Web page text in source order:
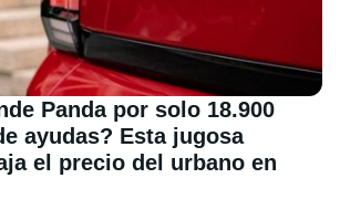
Panda por solo 18.900
ayudas? Esta jugosa
el precio del urbano en